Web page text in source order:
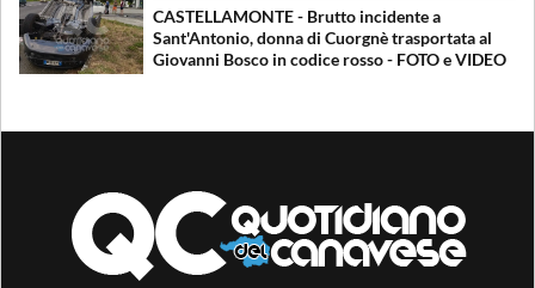
CASTELLAMONTE - Brutto incidente a
Sant'Antonio, donna di Cuorgnè trasportata al
Giovanni Bosco in codice rosso - FOTO e VIDEO